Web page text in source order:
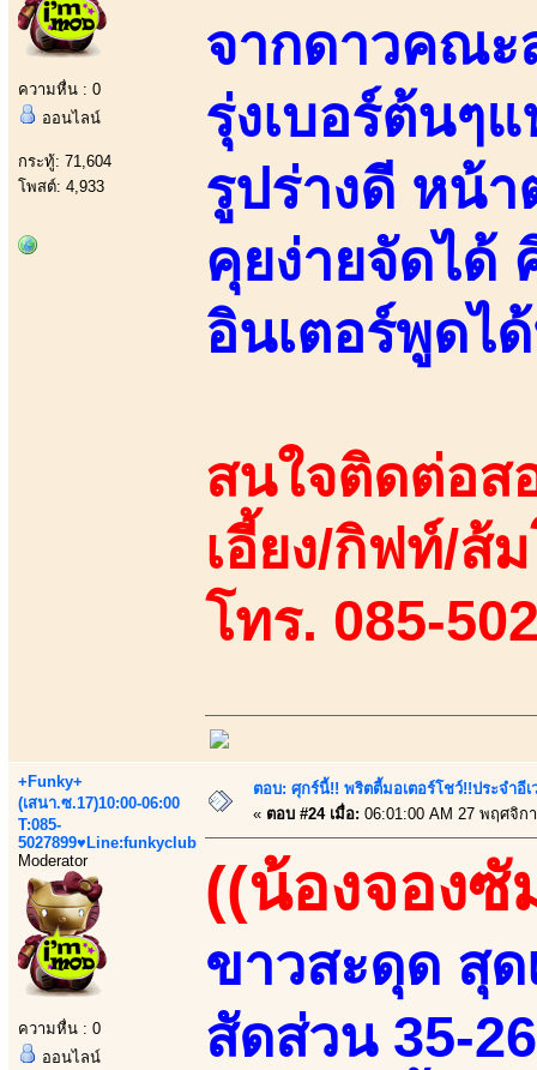
ความหื่น : 0
ออนไลน์
กระทู้: 71,604
โพสต์: 4,933
จากดาวคณ
รุ่งเบอร์ต้นๆ
รูปร่างดี หน้
คุยง่ายจัดได้
อินเตอร์พูดไ
สนใจติดต่อส
เอี้ยง/กิฟท์/ส้
โทร. 085-
+Funky+
(เสนา.ซ.17)10:00-06:00
T:085-
5027899♥Line:funkyclub
Moderator
ความหื่น : 0
ออนไลน์
ตอบ: ศุกร์นี้!! พริตตี้มอเตอร์โชว์!!ประจำอี
« ตอบ #24 เมื่อ: 06:01:00 AM 27 พฤศจิก
((น้องจองซั
ขาวสะดุด สุด
สัดส่วน 35-